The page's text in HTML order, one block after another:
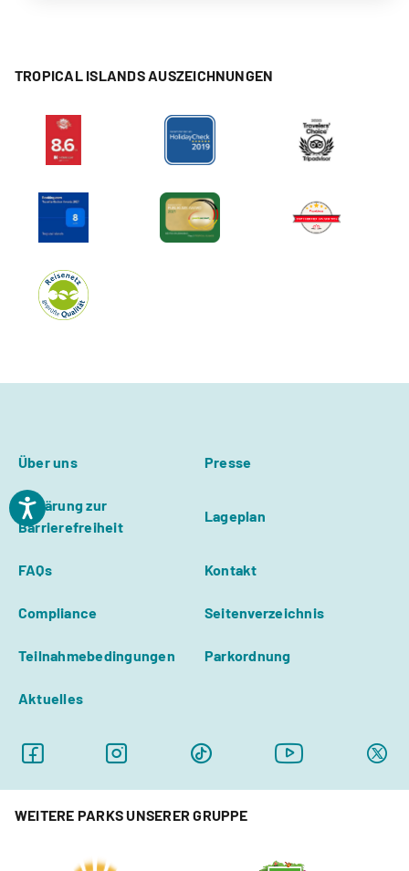
TROPICAL ISLANDS AUSZEICHNUNGEN
Über uns Presse
Erklärung zur
Barrierefreiheit
Lageplan
FAQs Kontakt
Compliance Seitenverzeichnis
Teilnahmebedingungen Parkordnung
Aktuelles
WEITERE PARKS UNSERER GRUPPE